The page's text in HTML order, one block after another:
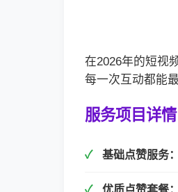
在2026年的短视
每一次互动都能
服务项目详情
基础点赞服务：
优质点赞套餐：